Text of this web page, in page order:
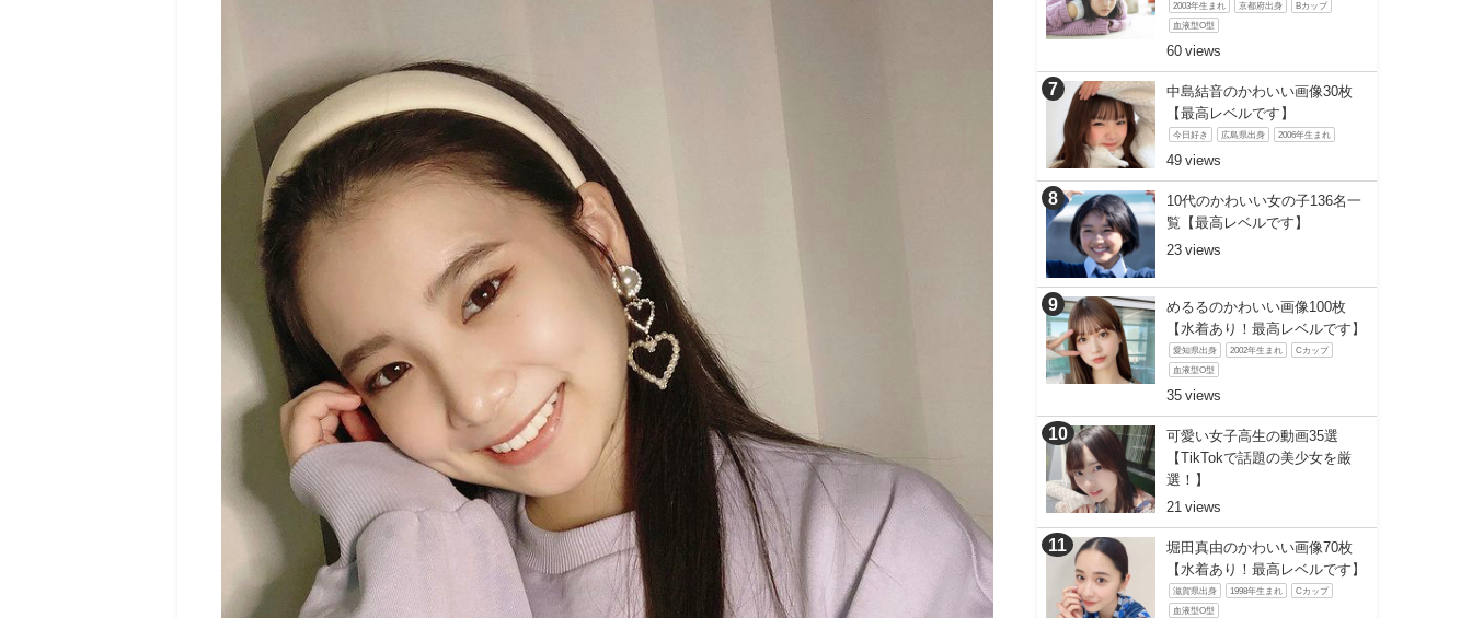
2003年生まれ 京都府出身 Bカップ
血液型O型
60
中島結音のかわいい画像30枚
【最高レベルです】
今日好き 広島県出身 2006年生まれ
49
10代のかわいい女の子136名一
覧【最高レベルです】
23
めるるのかわいい画像100枚
【水着あり！最高レベルです】
愛知県出身 2002年生まれ Cカップ
血液型O型
35
可愛い女子高生の動画35選
【TikTokで話題の美少女を厳
選！】
21
堀田真由のかわいい画像70枚
【水着あり！最高レベルです】
滋賀県出身 1998年生まれ Cカップ
血液型O型